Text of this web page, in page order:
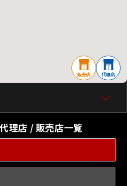
販売店 代理店
店 / 販売店一覧